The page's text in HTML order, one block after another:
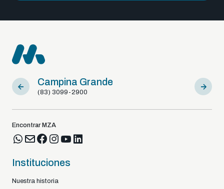
Campina Grande
(83) 3099-2900
Sousa
(83)
Encontrar MZA
Instituciones
Nuestra historia